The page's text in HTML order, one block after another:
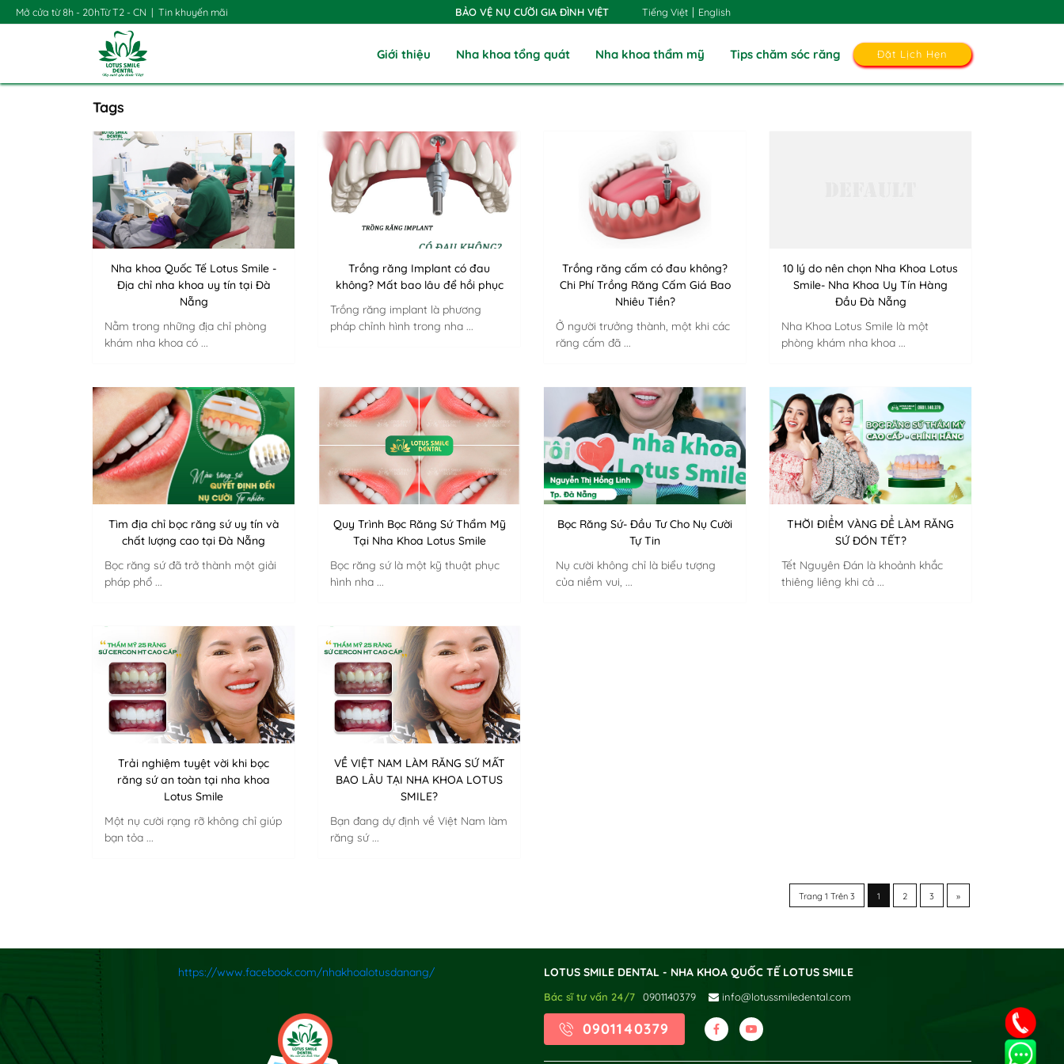
Mở cửa từ 8h - 20hTừ T2 - CN | Tin khuyến mãi BẢO VỆ NỤ CƯỜI GIA ĐÌNH VIỆT Tiếng Việt | English
Giới thiệu Nha khoa tổng quát Nha khoa thẩm mỹ Tips chăm sóc răng Đặt Lịch Hẹn
Tags
Nha khoa Quốc Tế Lotus Smile -
Địa chỉ nha khoa uy tín tại Đà
Nẵng
Nằm trong những địa chỉ phòng
khám nha khoa có ...
Trồng răng Implant có đau
không? Mất bao lâu để hồi phục
Trồng răng implant là phương
pháp chỉnh hình trong nha ...
Trồng răng cấm có đau không?
Chi Phí Trồng Răng Cấm Giá Bao
Nhiêu Tiền?
Ở người trưởng thành, một khi các
răng cấm đã ...
10 lý do nên chọn Nha Khoa Lotus
Smile- Nha Khoa Uy Tín Hàng
Đầu Đà Nẵng
Nha Khoa Lotus Smile là một
phòng khám nha khoa ...
Tìm địa chỉ bọc răng sứ uy tín và
chất lượng cao tại Đà Nẵng
Bọc răng sứ đã trở thành một giải
pháp phổ ...
Quy Trình Bọc Răng Sứ Thẩm Mỹ
Tại Nha Khoa Lotus Smile
Bọc răng sứ là một kỹ thuật phục
hình nha ...
Bọc Răng Sứ- Đầu Tư Cho Nụ Cười
Tự Tin
Nụ cười không chỉ là biểu tượng
của niềm vui, ...
THỜI ĐIỂM VÀNG ĐỂ LÀM RĂNG
SỨ ĐÓN TẾT?
Tết Nguyên Đán là khoảnh khắc
thiêng liêng khi cả ...
Trải nghiệm tuyệt vời khi bọc
răng sứ an toàn tại nha khoa
Lotus Smile
Một nụ cười rạng rỡ không chỉ giúp
bạn tỏa ...
VỀ VIỆT NAM LÀM RĂNG SỨ MẤT
BAO LÂU TẠI NHA KHOA LOTUS
SMILE?
Bạn đang dự định về Việt Nam làm
răng sứ ...
Trang 1 Trên 3 1 2 3 »
https://www.facebook.com/nhakhoalotusdanang/ LOTUS SMILE DENTAL - NHA KHOA QUỐC TẾ LOTUS SMILE
Bác sĩ tư vấn 24/7 0901140379 info@lotussmiledental.com
0901140379
x
XÁC NHẬN / SEND